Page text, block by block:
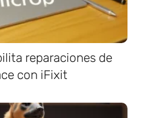
reparaciones de
con iFixit